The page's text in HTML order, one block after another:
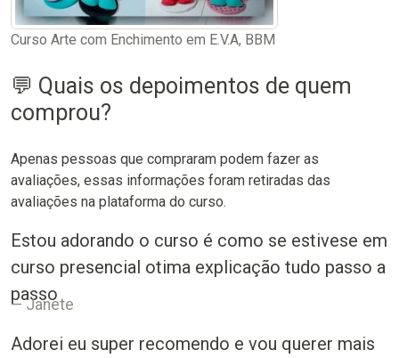
Curso Arte com Enchimento em E.V.A, BBM
💬 Quais os depoimentos de quem
comprou?
Apenas pessoas que compraram podem fazer as
avaliações, essas informações foram retiradas das
avaliações na plataforma do curso.
Estou adorando o curso é como se estivese em
curso presencial otima explicação tudo passo a
passo
Janete
Adorei eu super recomendo e vou querer mais